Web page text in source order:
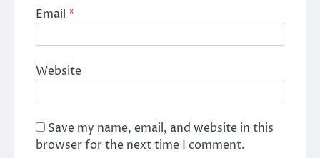
Email *
Website
Save my name, email, and website in this
browser for the next time I comment.